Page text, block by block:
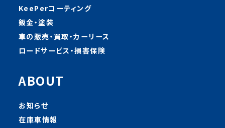
KeePerコーティング
鈑金・塗装
車の販売・買取・カーリース
ロードサービス・損害保険
ABOUT
お知らせ
在庫車情報